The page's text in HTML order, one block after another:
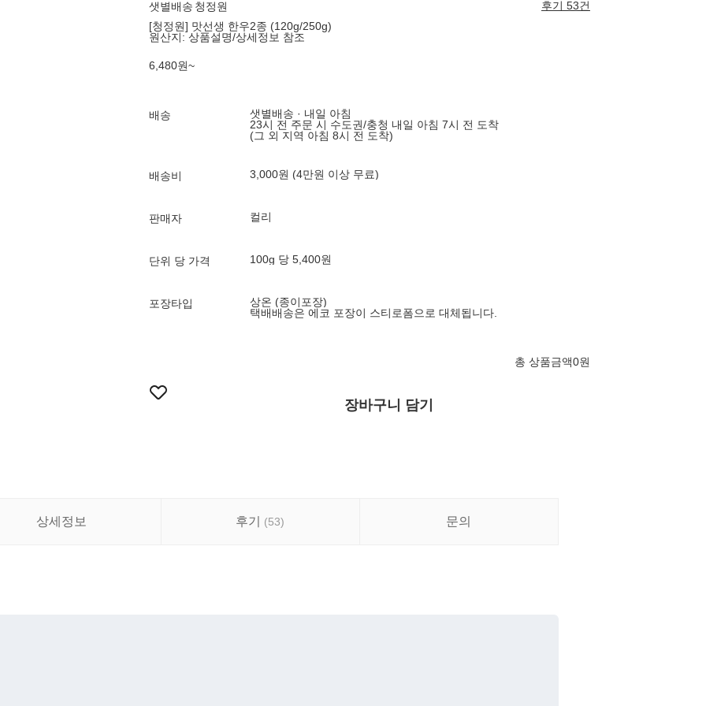
샛별배송 청정원
후기 53건
[청정원] 맛선생 한우2종 (120g/250g)
원산지: 상품설명/상세정보 참조
6,480원~
배송
샛별배송 · 내일 아침
23시 전 주문 시 수도권/충청 내일 아침 7시 전 도착
(그 외 지역 아침 8시 전 도착)
배송비 3,000원 (4만원 이상 무료)
판매자 컬리
단위 당 가격 100g 당 5,400원
포장타입
상온 (종이포장)
택배배송은 에코 포장이 스티로폼으로 대체됩니다.
총 상품금액0원
장바구니 담기
상세정보 후기 (53) 문의